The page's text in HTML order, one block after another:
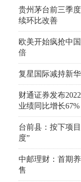
贵州茅台前三季
续环比改善
欧美开始疯抢中
倍
复星国际减持新
财通证券发布
业绩同比增长67%
台前县：按下项
度”
中邮理财：首期
售